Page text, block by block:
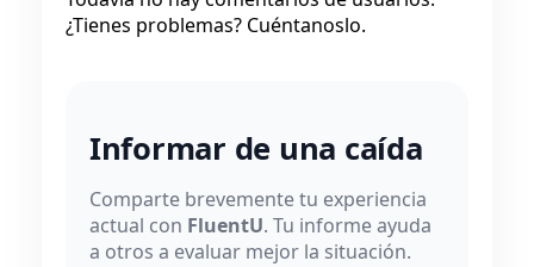
¿Tienes problemas? Cuéntanoslo.
Informar de una caída
Comparte brevemente tu experiencia
actual con FluentU. Tu informe ayuda
a otros a evaluar mejor la situación.